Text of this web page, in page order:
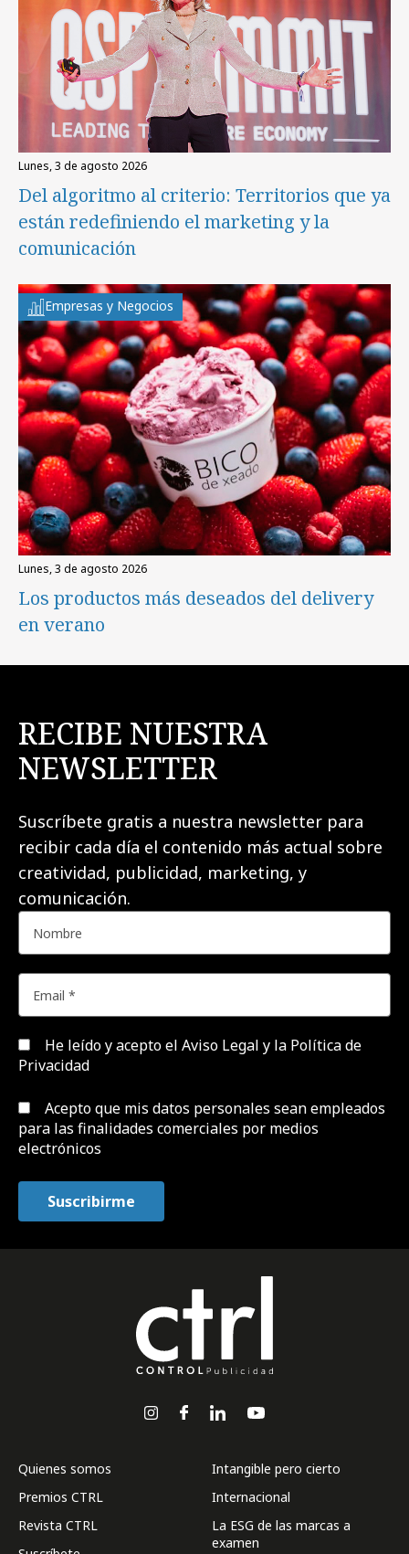
lunes, 3 de agosto 2026
Del algoritmo al criterio: Territorios que ya
están redefiniendo el marketing y la
comunicación
Empresas y Negocios
lunes, 3 de agosto 2026
Los productos más deseados del delivery
en verano
RECIBE NUESTRA
NEWSLETTER
Suscríbete gratis a nuestra newsletter para
recibir cada día el contenido más actual sobre
creatividad, publicidad, marketing, y
comunicación.
He leído y acepto el Aviso Legal y la Política de
Privacidad
Acepto que mis datos personales sean empleados
para las finalidades comerciales por medios
electrónicos
Quienes somos
Premios CTRL
Revista CTRL
Intangible pero cierto
Internacional
La ESG de las marcas a
examen